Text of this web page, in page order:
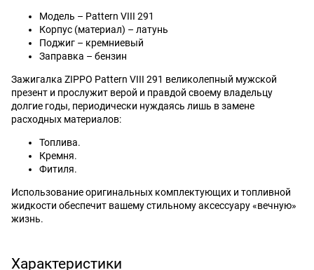
Модель – Pattern VIII 291
Корпус (материал) – латунь
Поджиг – кремниевый
Заправка – бензин
Зажигалка ZIPPO Pattern VIII 291 великолепный мужской
презент и прослужит верой и правдой своему владельцу
долгие годы, периодически нуждаясь лишь в замене
расходных материалов:
Топлива.
Кремня.
Фитиля.
Использование оригинальных комплектующих и топливной
жидкости обеспечит вашему стильному аксессуару «вечную»
жизнь.
Характеристики